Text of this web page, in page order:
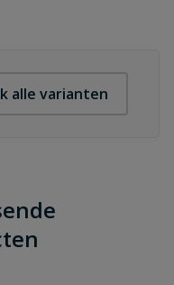
alle varianten